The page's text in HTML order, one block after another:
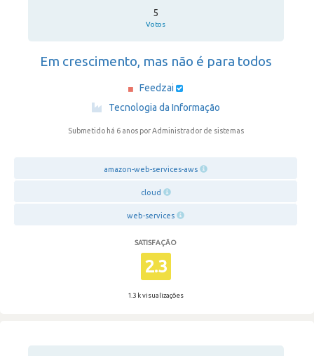
5
Votos
Em crescimento, mas não é para todos
Feedzai
Tecnologia da Informação
Submetido há 6 anos por Administrador de sistemas
amazon-web-services-aws
cloud
web-services
SATISFAÇÃO
2.3
1.3 k visualizações